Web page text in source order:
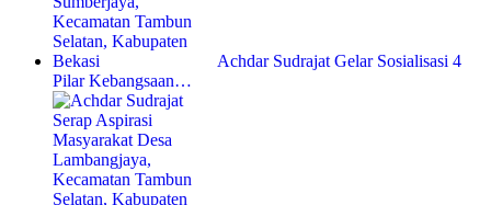
Achdar Sudrajat Gelar Sosialisasi 4
Pilar Kebangsaan…